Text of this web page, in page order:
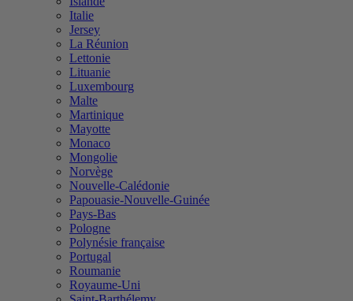
Italie
Jersey
La Réunion
Lettonie
Lituanie
Luxembourg
Malte
Martinique
Mayotte
Monaco
Mongolie
Norvège
Nouvelle-Calédonie
Papouasie-Nouvelle-Guinée
Pays-Bas
Pologne
Polynésie française
Portugal
Roumanie
Royaume-Uni